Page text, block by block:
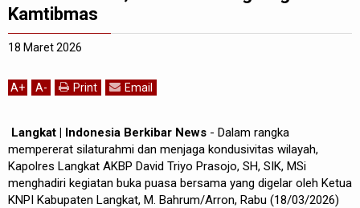
Kamtibmas
18 Maret 2026
A+ A- Print Email
Langkat | Indonesia Berkibar News - Dalam rangka
mempererat silaturahmi dan menjaga kondusivitas wilayah,
Kapolres Langkat AKBP David Triyo Prasojo, SH, SIK, MSi
menghadiri kegiatan buka puasa bersama yang digelar oleh Ketua
KNPI Kabupaten Langkat, M. Bahrum/Arron, Rabu (18/03/2026)